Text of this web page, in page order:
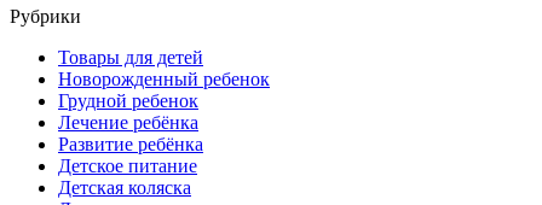
Рубрики
Товары для детей
Новорожденный ребенок
Грудной ребенок
Лечение ребёнка
Развитие ребёнка
Детское питание
Детская коляска